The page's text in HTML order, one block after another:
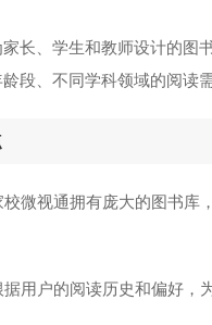
长、学生和教师设计的图
段、不同学科领域的阅读
微视通拥有庞大的图书库
用户的阅读历史和偏好，